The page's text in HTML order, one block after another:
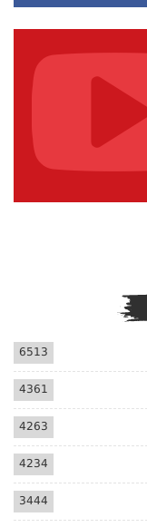
6513
4361
4263
4234
3444